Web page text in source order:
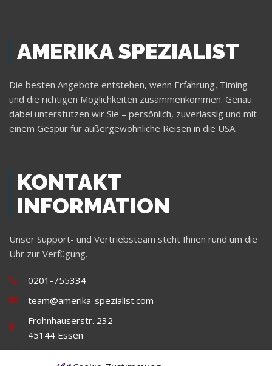
AMERIKA SPEZIALIST
Die besten Angebote entstehen, wenn Erfahrung, Timing
und die richtigen Möglichkeiten zusammenkommen. Genau
dabei unterstützen wir Sie – persönlich, zuverlässig und mit
einem Gespür für außergewöhnliche Reisen in die USA.
KONTAKT
INFORMATION
Unser Support- und Vertriebsteam steht Ihnen rund um die
Uhr zur Verfügung.
0201-755334
team@amerika-spezialist.com
Frohnhauserstr. 232
45144 Essen